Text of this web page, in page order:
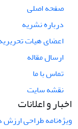
صفحه اصلی
درباره نشریه
اعضای هیات
ارسال مقاله
تماس با ما
نقشه سایت
اخبار و اعلانات
ویژه‌نامه طراحی ارزش